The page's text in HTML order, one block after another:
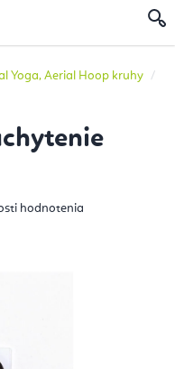
Yoga, Aerial Hoop kruhy
hodnotenia